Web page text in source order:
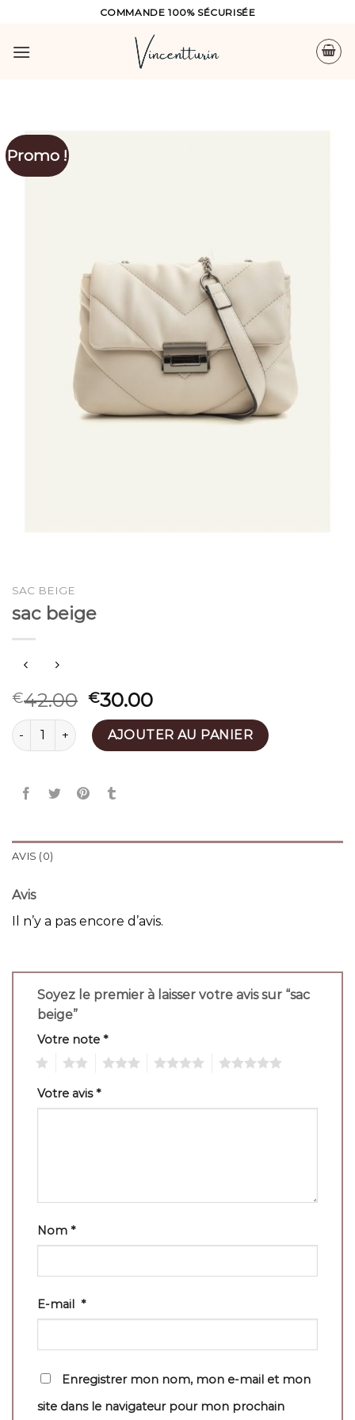
content
COMMANDE 100% SÉCURISÉE
Promo !
SAC BEIGE
sac beige
€42.00 €30.00
quantité de sac beigeAJOUTER AU PANIER
AVIS (0)
Avis
Il n’y a pas encore d’avis.
Soyez le premier à laisser votre avis sur “sac
beige”
Votre note *
Votre avis*
Nom *
E-mail *
Enregistrer mon nom, mon e-mail et mon
site dans le navigateur pour mon prochain